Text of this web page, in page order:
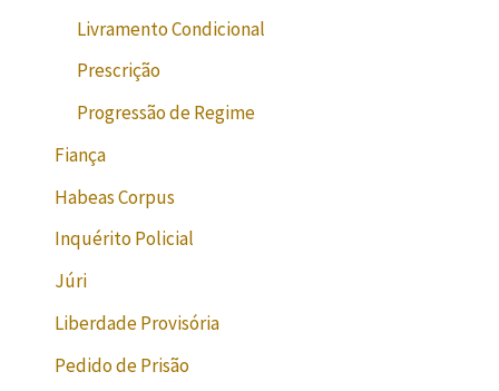
Livramento Condicional
Prescrição
Progressão de Regime
Fiança
Habeas Corpus
Inquérito Policial
Júri
Liberdade Provisória
Pedido de Prisão